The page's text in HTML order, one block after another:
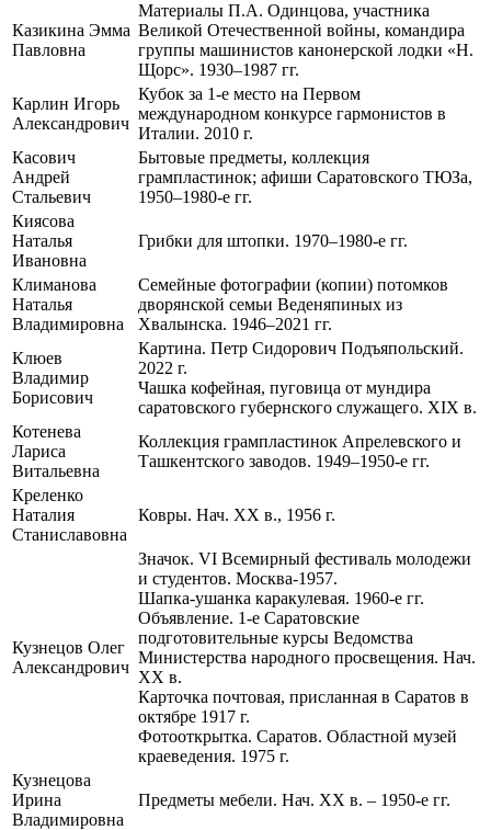
Казикина Эмма
Павловна
Материалы П.А. Одинцова, участника
Великой Отечественной войны, командира
группы машинистов канонерской лодки «Н.
Щорс». 1930–1987 гг.
Карлин Игорь
Александрович
Кубок за 1-е место на Первом
международном конкурсе гармонистов в
Италии. 2010 г.
Касович
Андрей
Стальевич
Бытовые предметы, коллекция
грампластинок; афиши Саратовского ТЮЗа,
1950–1980-е гг.
Киясова
Наталья
Ивановна
Грибки для штопки. 1970–1980-е гг.
Климанова
Наталья
Владимировна
Семейные фотографии (копии) потомков
дворянской семьи Веденяпиных из
Хвалынска. 1946–2021 гг.
Клюев
Владимир
Борисович
Картина. Петр Сидорович Подъяпольский.
2022 г.
Чашка кофейная, пуговица от мундира
саратовского губернского служащего. XIX в.
Котенева
Лариса
Витальевна
Коллекция грампластинок Апрелевского и
Ташкентского заводов. 1949–1950-е гг.
Креленко
Наталия
Станиславовна
Ковры. Нач. XX в., 1956 г.
Кузнецов Олег
Александрович
Значок. VI Всемирный фестиваль молодежи
и студентов. Москва-1957.
Шапка-ушанка каракулевая. 1960-е гг.
Объявление. 1-е Саратовские
подготовительные курсы Ведомства
Министерства народного просвещения. Нач.
XX в.
Карточка почтовая, присланная в Саратов в
октябре 1917 г.
Фотооткрытка. Саратов. Областной музей
краеведения. 1975 г.
Кузнецова
Ирина
Владимировна
Предметы мебели. Нач. ХХ в. – 1950-е гг.